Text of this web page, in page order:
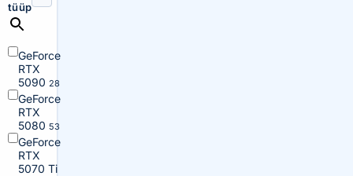
tüüp
GeForce
RTX
5090 28
GeForce
RTX
5080 53
GeForce
RTX
5070 Ti